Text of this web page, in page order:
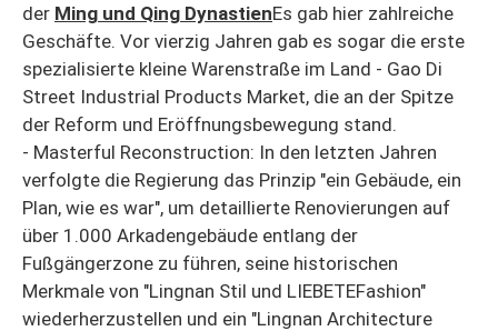
der Ming und Qing DynastienEs gab hier zahlreiche
Geschäfte. Vor vierzig Jahren gab es sogar die erste
spezialisierte kleine Warenstraße im Land - Gao Di
Street Industrial Products Market, die an der Spitze
der Reform und Eröffnungsbewegung stand.
- Masterful Reconstruction: In den letzten Jahren
verfolgte die Regierung das Prinzip "ein Gebäude, ein
Plan, wie es war", um detaillierte Renovierungen auf
über 1.000 Arkadengebäude entlang der
Fußgängerzone zu führen, seine historischen
Merkmale von "Lingnan Stil und LIEBETEFashion"
wiederherzustellen und ein "Lingnan Architecture